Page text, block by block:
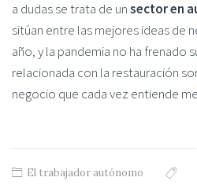
a dudas se trata de unsector en
sitúan entre las mejores ideas de
año, y la pandemia no ha frenado
relacionada con la restauración
negocio que cada vez entiende
El trabajador autónomo